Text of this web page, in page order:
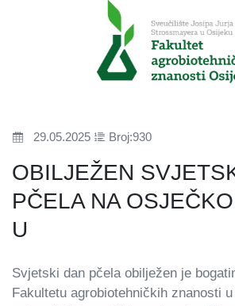
29.05.2025 Broj:930
OBILJEŽEN
PČELA NA
U
Svjetski dan pčela obilježen je
Fakultetu agrobiotehničkih znanosti